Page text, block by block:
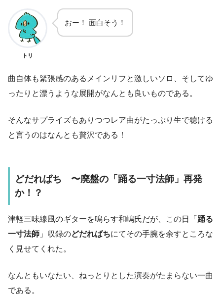
トリ
おー！ 面白そう！
曲自体も緊張感のあるメインリフと激しいソロ、そしてゆ
ったりと漂うような展開がなんとも良いものである。
そんなサプライズもありつつレア曲がたっぷり生で聴ける
と言うのはなんとも贅沢である！
どだればち 〜廃盤の「踊る一寸法師」再発
か！？
津軽三味線風のギターを鳴らす和嶋氏だが、この日「 踊る
一寸法師 」収録のどだればちにてその手腕を余すところな
く見せてくれた。
なんともいなたい、ねっとりとした演奏がたまらない一曲
である。